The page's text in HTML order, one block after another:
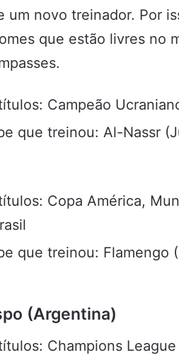
um novo treinador. Por
que estão livres no
Campeão
que treinou: Al-Nassr
Copa América,
que treinou: Flamengo
(Argentina)
Champions